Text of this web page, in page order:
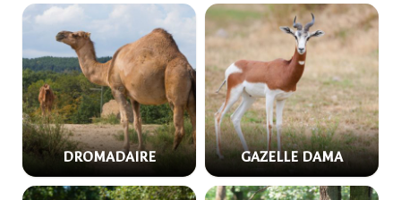
DROMADAIRE GAZELLE DAMA